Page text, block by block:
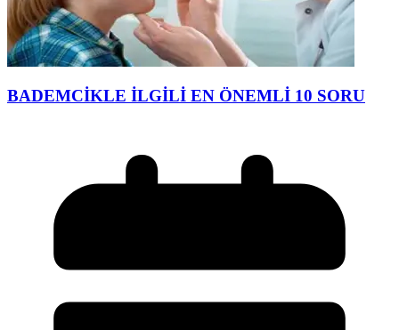
BADEMCİKLE İLGİLİ EN ÖNEMLİ 10 SORU